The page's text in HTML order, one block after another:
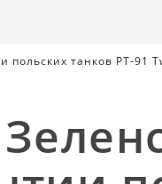
танков PT-91